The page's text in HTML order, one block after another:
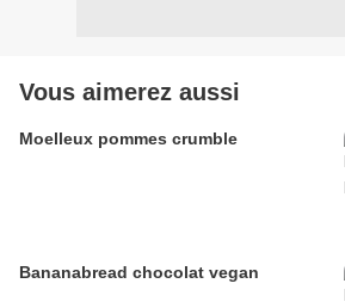
Vous aimerez aussi
Moelleux pommes crumble
Bananabread chocolat vegan